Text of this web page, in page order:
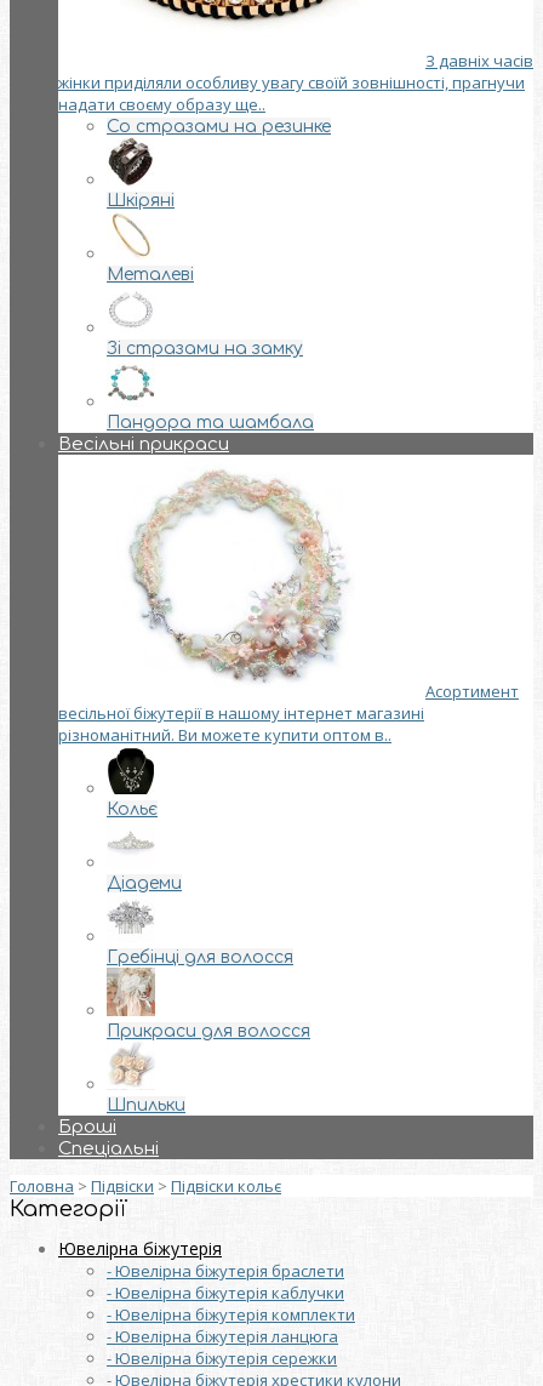
З давніх часів
жінки приділяли особливу увагу своїй зовнішності, прагнучи
надати своєму образу ще..
Со стразами на резинке
Шкіряні
Металеві
Зі стразами на замку
Пандора та шамбала
Весільні прикраси
Асортимент
весільної біжутерії в нашому інтернет магазині
різноманітний. Ви можете купити оптом в..
Кольє
Діадеми
Гребінці для волосся
Прикраси для волосся
Шпильки
Броші
Спеціальні
Головна > Підвіски > Підвіски кольє
Категорії
Ювелірна біжутерія
- Ювелірна біжутерія браслети
- Ювелірна біжутерія каблучки
- Ювелірна біжутерія комплекти
- Ювелірна біжутерія ланцюга
- Ювелірна біжутерія сережки
- Ювелірна біжутерія хрестики кулони